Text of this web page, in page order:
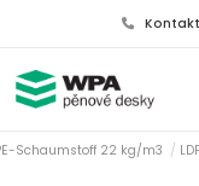
Schaumstoff 22 kg/m3